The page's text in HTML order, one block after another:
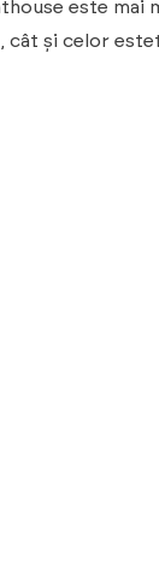
este mai
cât și celor